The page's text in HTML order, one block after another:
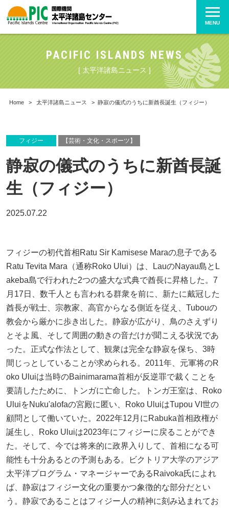
MENU
PACIFIC ISLANDS NEWS
[ 太平洋諸島ニュース ]
Home > 太平洋諸島ニュース > 静寂の儀式のうちに新酋長誕生（フィジー）
フィジー 【芸術・文化・スポーツ】
静寂の儀式のうちに新酋長誕
生（フィジー）
2025.07.22
フィジーの初代首相Ratu Sir Kamisese Maraの息子である
Ratu Tevita Mara（通称Roko Ului）は、LauのNayau島とL
akeba島で行われた2つの盛大な式典で酋長に昇格した。7
月17日、数千人とも言われる群衆を前に、新たに戴冠した
酋長が戦士、宗教家、高官からなる側近を従え、Tubouの
教会から厳かに歩き出した。静寂が広がり、鳥のさえずり
とそよ風、そして周囲の動きの音だけが聞こえる状況であ
った。正式な作法として、観衆は完全な静寂を保ち、3時
間じっとしていることが求められる。2011年、元軍将のR
oko Uluiは当時のBainimarama首相が反逆罪で裁くことを
要請したために、トンガに亡命した。トンガ王室は、Roko
UluiをNuku'alofaの宮殿に匿い、Roko UluiはTupou VI世の
顧問として働いていた。2022年12月にRabuka首相政権が
誕生し、Roko Uluiは2023年にフィジーに戻ることができ
た。そして、今では将来的に政界入りして、首相になる可
能性も十分あるとの予測もある。ビクトリア大学のアジア
太平洋プログラム・マネージャーであるRaivoka氏によれ
ば、静寂はフィジー文化の重要かつ象徴的な部分だとい
う。静寂であることはフィジー人の精神に刻み込まれてお